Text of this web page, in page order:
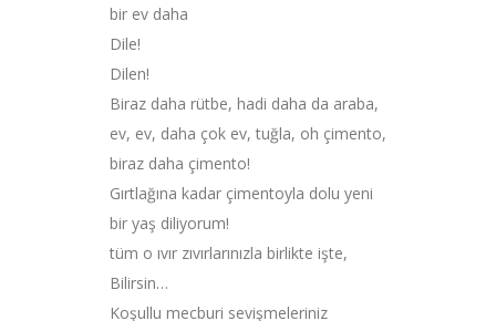
bir ev daha
Dile!
Dilen!
Biraz daha rütbe, hadi daha da araba,
ev, ev, daha çok ev, tuğla, oh çimento,
biraz daha çimento!
Gırtlağına kadar çimentoyla dolu yeni
bir yaş diliyorum!
tüm o ıvır zıvırlarınızla birlikte işte,
Bilirsin…
Koşullu mecburi sevişmeleriniz